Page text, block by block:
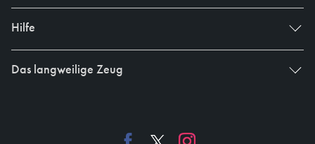
Hilfe
Das langweilige Zeug